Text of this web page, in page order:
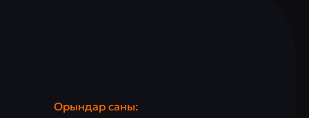
Орындар саны: